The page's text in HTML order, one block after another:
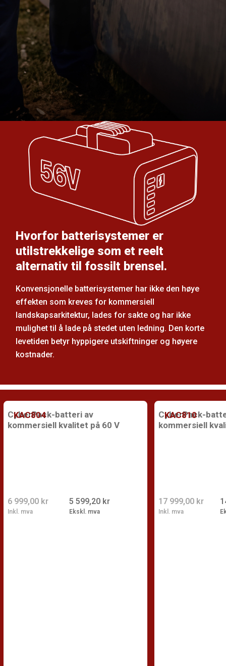
Hvorfor batterisystemer er
utilstrekkelige som et reelt
alternativ til fossilt brensel.
Konvensjonelle batterisystemer har ikke den høye
effekten som kreves for kommersiell
landskapsarkitektur, lades for sakte og har ikke
mulighet til å lade på stedet uten ledning. Den korte
levetiden betyr hyppigere utskiftninger og høyere
kostnader.
KAC804
CyberPack-batteri av
kommersiell kvalitet på 60 V
5 599,20 kr
Ekskl. mva
6 999,00 kr
Inkl. mva
KAC810
CyberPack-
kommersiell
17 999,00 kr
Inkl. mva